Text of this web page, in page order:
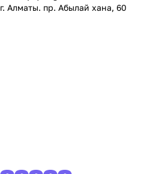
г. Алматы. пр. Абылай хана, 60